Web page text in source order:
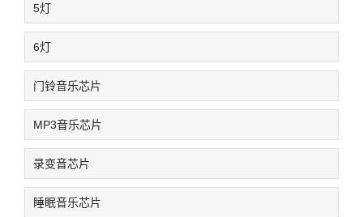
5灯
6灯
门铃音乐芯片
MP3音乐芯片
录变音芯片
睡眠音乐芯片